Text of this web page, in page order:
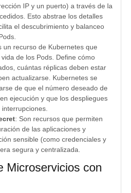
IP y un puerto) a través de la
Esto abstrae los detalles
el descubrimiento y balanceo
un recurso de Kubernetes que
de los Pods. Define cómo
cuántas réplicas deben estar
actualizarse. Kubernetes se
de que el número deseado de
ejecución y que los despliegues
: Son recursos que permiten
de las aplicaciones y
sensible (como credenciales y
segura y centralizada.
Microservicios con